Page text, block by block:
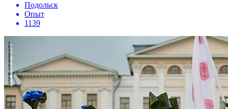
Подольск
Опыт
1139